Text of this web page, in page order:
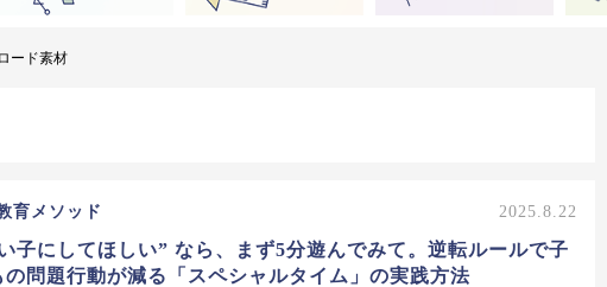
ード素材
育メソッド 2025.8.22
子にしてほしい” なら、まず5分遊んでみて。逆転ルールで子
の問題行動が減る「スペシャルタイム」の実践方法